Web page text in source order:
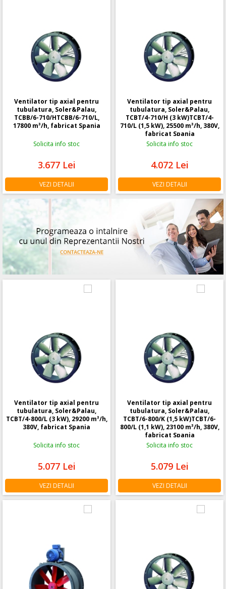
Ventilator tip axial pentru
tubulatura, Soler&Palau,
TCBB/6-710/HTCBB/6-710/L,
17800 m³/h, fabricat Spania
Solicita info stoc
3.677 Lei
VEZI DETALII
Ventilator tip axial pentru
tubulatura, Soler&Palau,
TCBT/4-710/H (3 kW)TCBT/4-
710/L (1,5 kW), 25500 m³/h, 380V,
fabricat Spania
Solicita info stoc
4.072 Lei
VEZI DETALII
Ventilator tip axial pentru
tubulatura, Soler&Palau,
TCBT/4-800/L (3 kW), 29200 m³/h,
380V, fabricat Spania
Solicita info stoc
5.077 Lei
VEZI DETALII
Ventilator tip axial pentru
tubulatura, Soler&Palau,
TCBT/6-800/K (1,5 kW)TCBT/6-
800/L (1,1 kW), 23100 m³/h, 380V,
fabricat Spania
Solicita info stoc
5.079 Lei
VEZI DETALII